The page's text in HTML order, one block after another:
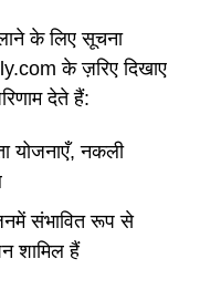
के लिए सूचना
के ज़रिए दिखाए
देते हैं:
योजनाएँ, नकली
संभावित रूप से
शामिल हैं